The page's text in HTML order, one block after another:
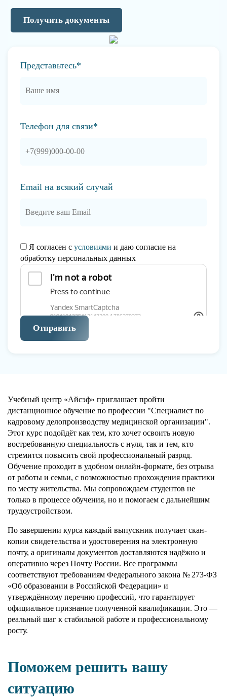
Получить документы
Представьтесь*
Телефон для связи*
Email на всякий случай
Я согласен с условиями и даю согласие на
обработку персональных данных
Отправить
Учебный центр «Айсэф» приглашает пройти
дистанционное обучение по профессии "Специалист по
кадровому делопроизводству медицинской организации".
Этот курс подойдёт как тем, кто хочет освоить новую
востребованную специальность с нуля, так и тем, кто
стремится повысить свой профессиональный разряд.
Обучение проходит в удобном онлайн-формате, без отрыва
от работы и семьи, с возможностью прохождения практики
по месту жительства. Мы сопровождаем студентов не
только в процессе обучения, но и помогаем с дальнейшим
трудоустройством.
По завершении курса каждый выпускник получает скан-
копии свидетельства и удостоверения на электронную
почту, а оригиналы документов доставляются надёжно и
оперативно через Почту России. Все программы
соответствуют требованиям Федерального закона № 273-ФЗ
«Об образовании в Российской Федерации» и
утверждённому перечню профессий, что гарантирует
официальное признание полученной квалификации. Это —
реальный шаг к стабильной работе и профессиональному
росту.
Поможем решить вашу
ситуацию